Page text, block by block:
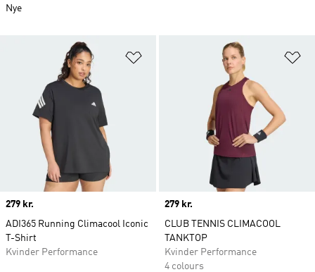
Føj til ønskeliste
Price
279 kr.
ADI365 Running Climacool Iconic
T-Shirt
Kvinder Performance
Price
279 kr.
CLUB TENNIS CLIMACOOL
TANKTOP
Kvinder Performance
4 colours
Nye